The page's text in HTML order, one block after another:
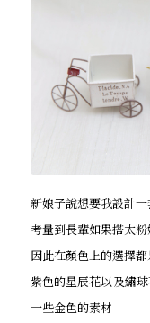
新娘子說想要我設計
考量到長輩如果搭太
因此在顏色上的選擇
紫色的星辰花以及繡
一些金色的素材